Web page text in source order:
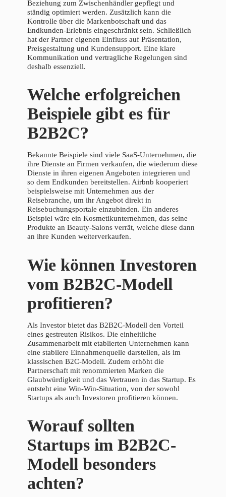
Beziehung zum Zwischenhändler gepflegt und
ständig optimiert werden. Zusätzlich kann die
Kontrolle über die Markenbotschaft und das
Endkunden-Erlebnis eingeschränkt sein. Schließlich
hat der Partner eigenen Einfluss auf Präsentation,
Preisgestaltung und Kundensupport. Eine klare
Kommunikation und vertragliche Regelungen sind
deshalb essenziell.
Welche erfolgreichen
Beispiele gibt es für
B2B2C?
Bekannte Beispiele sind viele SaaS-Unternehmen, die
ihre Dienste an Firmen verkaufen, die wiederum diese
Dienste in ihren eigenen Angeboten integrieren und
so dem Endkunden bereitstellen. Airbnb kooperiert
beispielsweise mit Unternehmen aus der
Reisebranche, um ihr Angebot direkt in
Reisebuchungsportale einzubinden. Ein anderes
Beispiel wäre ein Kosmetikunternehmen, das seine
Produkte an Beauty-Salons verrät, welche diese dann
an ihre Kunden weiterverkaufen.
Wie können Investoren
vom B2B2C-Modell
profitieren?
Als Investor bietet das B2B2C-Modell den Vorteil
eines gestreuten Risikos. Die einheitliche
Zusammenarbeit mit etablierten Unternehmen kann
eine stabilere Einnahmenquelle darstellen, als im
klassischen B2C-Modell. Zudem erhöht die
Partnerschaft mit renommierten Marken die
Glaubwürdigkeit und das Vertrauen in das Startup. Es
entsteht eine Win-Win-Situation, von der sowohl
Startups als auch Investoren profitieren können.
Worauf sollten
Startups im B2B2C-
Modell besonders
achten?